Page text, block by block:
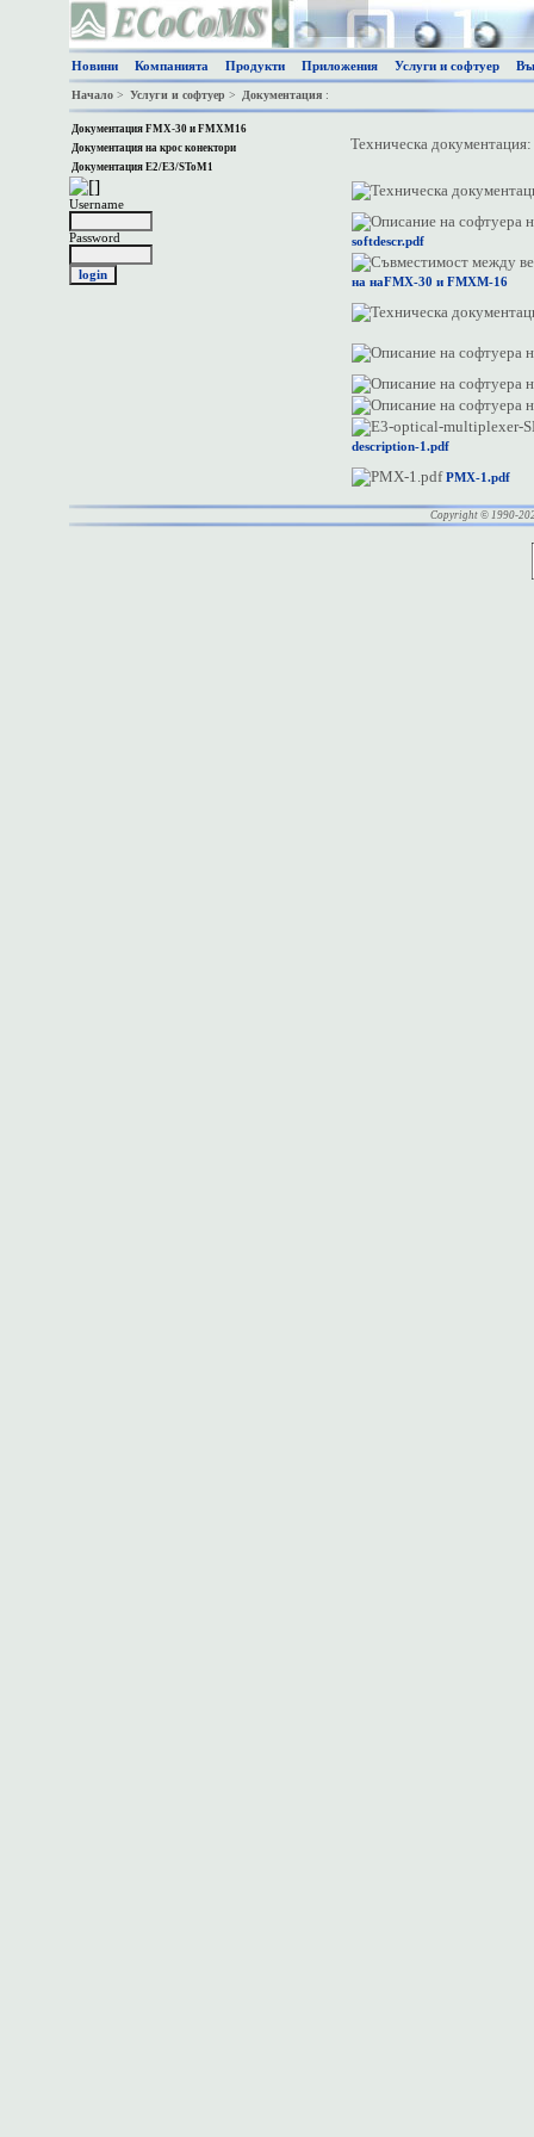
Новини Компанията Продукти Приложения Услуги и софтуер
Начало > Услуги и софтуер > Документация :
Документация FMX-30 и FMXM16
Документация на крос конектори
Документация Е2/Е3/SToM1
Username
Password
Техническа документация:
softdescr.pdf
на наFMX-30 и FMXM-16
description-1.pdf
PMX-1.pdf
Copyright © 1990-